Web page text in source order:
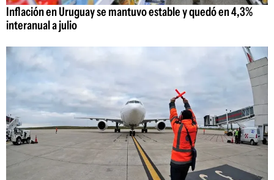
Inflación en Uruguay se mantuvo estable y quedó en 4,3%
interanual a julio